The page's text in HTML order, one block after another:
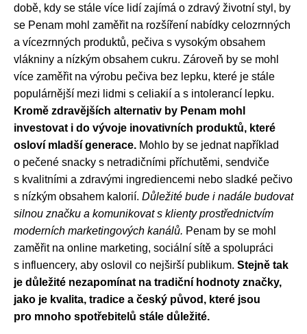
době, kdy se stále více lidí zajímá o zdravý životní styl, by
se Penam mohl zaměřit na rozšíření nabídky celozrnných
a vícezrnných produktů, pečiva s vysokým obsahem
vlákniny a nízkým obsahem cukru. Zároveň by se mohl
více zaměřit na výrobu pečiva bez lepku, které je stále
populárnější mezi lidmi s celiakií a s intolerancí lepku.
Kromě zdravějších alternativ by Penam mohl
investovat i do vývoje inovativních produktů, které
osloví mladší generace. Mohlo by se jednat například
o pečené snacky s netradičními příchutěmi, sendviče
s kvalitními a zdravými ingrediencemi nebo sladké pečivo
s nízkým obsahem kalorií. Důležité bude i nadále budovat
silnou značku a komunikovat s klienty prostřednictvím
moderních marketingových kanálů. Penam by se mohl
zaměřit na online marketing, sociální sítě a spolupráci
s influencery, aby oslovil co nejširší publikum. Stejně tak
je důležité nezapomínat na tradiční hodnoty značky,
jako je kvalita, tradice a český původ, které jsou
pro mnoho spotřebitelů stále důležité.